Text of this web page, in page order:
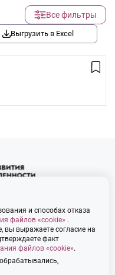
Все фильтры
Выгрузить в Excel
Тверской области
и способах отказа
файлов «cookie» .
вы выражаете согласие на
факт
файлов «cookie».